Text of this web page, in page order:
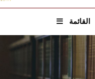
القائمة